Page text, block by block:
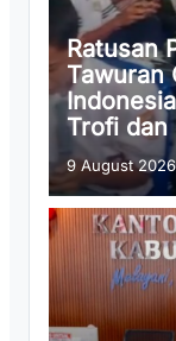
Ratusan
Tawuran
Trofi dan
9 August 2026